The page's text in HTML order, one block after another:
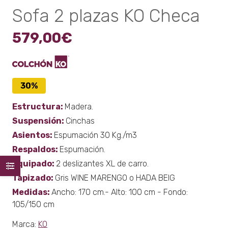
Sofa 2 plazas KO Checa
579,00€
30%
Estructura: Madera.
Suspensión: Cinchas
Asientos: Espumación 30 Kg./m3
Respaldos: Espumación.
Equipado: 2 deslizantes XL de carro.
Tapizado: Gris WINE MARENGO o HADA BEIG
Medidas: Ancho: 170 cm.- Alto: 100 cm - Fondo:
105/150 cm
Marca: KO